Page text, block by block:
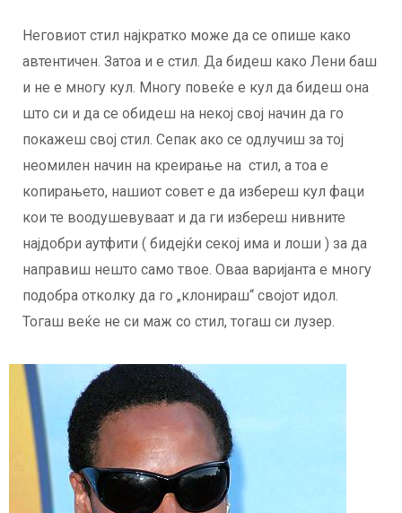
Неговиот стил најкратко може да се опише како
автентичен. Затоа и е стил. Да бидеш како Лени баш
и не е многу кул. Многу повеќе е кул да бидеш она
што си и да се обидеш на некој свој начин да го
покажеш свој стил. Сепак ако се одлучиш за тој
неомилен начин на креирање на стил, а тоа е
копирањето, нашиот совет е да избереш кул фаци
кои те воодушевуваат и да ги избереш нивните
најдобри аутфити ( бидејќи секој има и лоши ) за да
направиш нешто само твое. Оваа варијанта е многу
подобра отколку да го „клонираш“ својот идол.
Тогаш веќе не си маж со стил, тогаш си лузер.